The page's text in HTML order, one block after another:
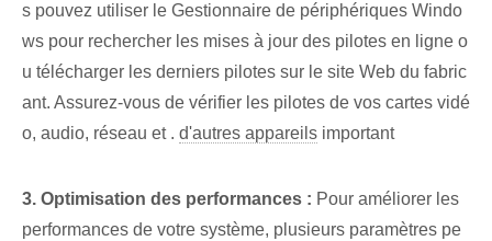
s pouvez utiliser le Gestionnaire de périphériques Windo
ws pour rechercher les mises à jour des pilotes en ligne o
u télécharger les derniers pilotes sur le site Web du fabric
ant. Assurez-vous de vérifier les pilotes de vos cartes vidé
o, audio, réseau et ⁢. d'autres appareils important
3. Optimisation des performances : Pour améliorer les
performances de votre système, plusieurs paramètres pe